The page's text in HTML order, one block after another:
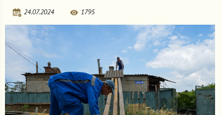
24.07.2024 1795